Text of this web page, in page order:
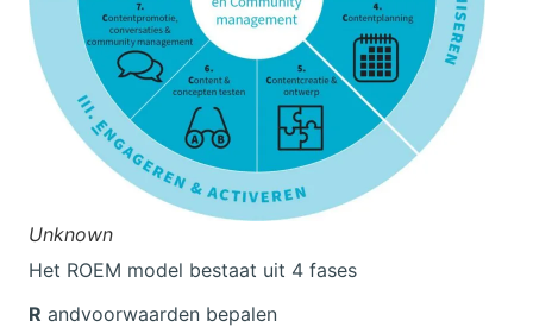
Unknown
Het ROEM model bestaat uit 4 fases
R andvoorwaarden bepalen